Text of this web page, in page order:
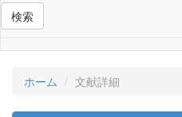
検索
ホーム 文献詳細